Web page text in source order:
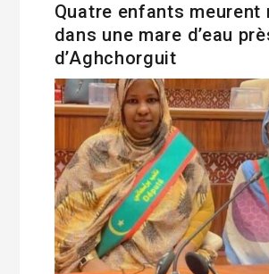
Quatre enfants meurent
dans une mare d’eau
d’Aghchorguit